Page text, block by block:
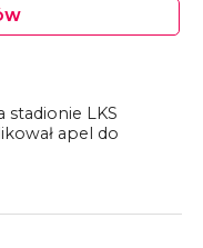
stadionie LKS
apel do